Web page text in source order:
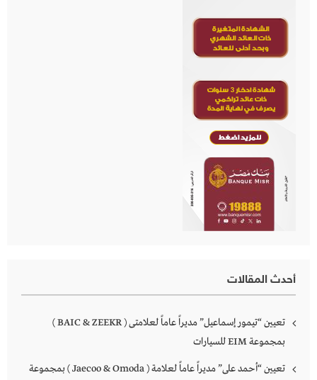
أحدث المقالات
تعيين “تيمور إسماعيل” مديراً عاماً لعلامتى ( BAIC & ZEEKR )
بمجموعة EIM للسيارات
تعيين “أحمد على” مديراً عاماً لعلامة ( Jaecoo & Omoda ) بمجموعة